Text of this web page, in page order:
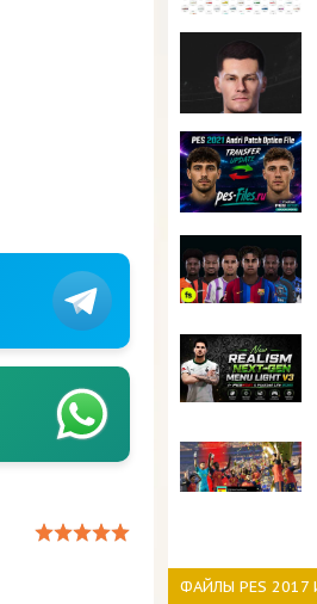
ФАЙЛЫ PES 2017